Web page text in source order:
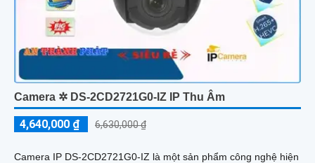
Camera ✲ DS-2CD2721G0-IZ IP Thu Âm
4,640,000 ₫ 6,630,000 ₫
Camera IP DS-2CD2721G0-IZ là một sản phẩm công nghệ hiện